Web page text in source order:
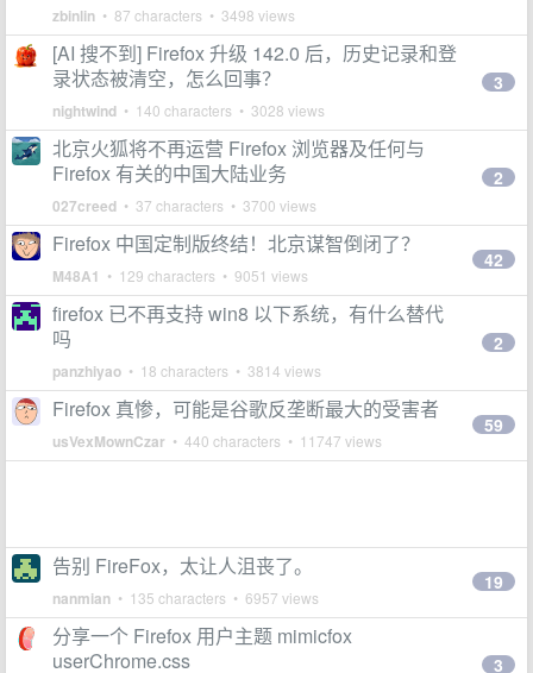
zbinlin • 87 characters • 3498 views
[AI 搜不到] Firefox 升级 142.0 后，历史记录和登
录状态被清空，怎么回事？
nightwind • 140 characters • 3028 views
3
北京火狐将不再运营 Firefox 浏览器及任何与
Firefox 有关的中国大陆业务
027creed • 37 characters • 3700 views
2
Firefox 中国定制版终结！北京谋智倒闭了？
M48A1 • 129 characters • 9051 views
42
firefox 已不再支持 win8 以下系统，有什么替代
吗
panzhiyao • 18 characters • 3814 views
2
Firefox 真惨，可能是谷歌反垄断最大的受害者
usVexMownCzar • 440 characters • 11747 views
59
告别 FireFox，太让人沮丧了。
nanmian • 135 characters • 6957 views
19
分享一个 Firefox 用户主题 mimicfox
userChrome.css
3